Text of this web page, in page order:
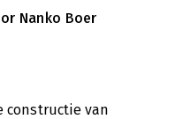
Nanko Boer
constructie van